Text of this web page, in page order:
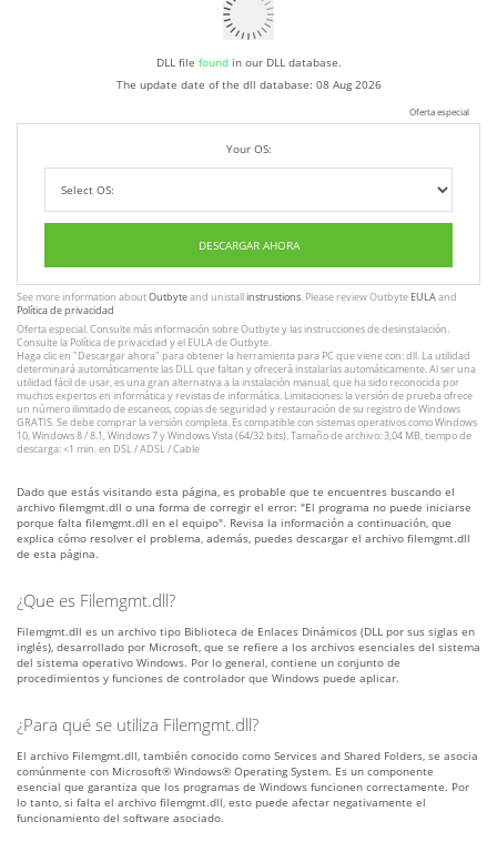
DLL file foundin our DLL database.
The update date of the dll database: 08 Aug 2026
Oferta especial
Your OS:
DESCARGAR AHORA
See more information aboutOutbyteand unistallinstrustions. Please review Outbyte EULAand
Política de privacidad
Oferta especial. Consulte más información sobreOutbytey las instruccionesde desinstalación.
Consultela Política de privacidad y el EULAde Outbyte.
Haga clic en "Descargar ahora" para obtener la herramienta para PC que viene con: dll. La utilidad
determinará automáticamente las DLL que faltan y ofrecerá instalarlas automáticamente. Al ser una
utilidad fácil de usar, es una gran alternativa a la instalación manual, que ha sido reconocida por
muchos expertos en informática y revistas de informática. Limitaciones: la versión de prueba ofrece
un número ilimitado de escaneos, copias de seguridad y restauración de su registro de Windows
GRATIS. Se debe comprar la versión completa. Es compatible con sistemas operativos como Windows
10, Windows 8 / 8.1, Windows 7 y Windows Vista (64/32 bits). Tamaño de archivo: 3,04 MB, tiempo de
descarga: <1 min. en DSL / ADSL / Cable
Dado que estás visitando esta página, es probable que te encuentres buscando el
archivo filemgmt.dll o una forma de corregir el error: "El programa no puede iniciarse
porque falta filemgmt.dll en el equipo". Revisa la información a continuación, que
explica cómo resolver el problema, además, puedes descargar el archivo filemgmt.dll
de esta página.
¿Que es Filemgmt.dll?
Filemgmt.dll es un archivo tipo Biblioteca de Enlaces Dinámicos (DLL por sus siglas en
inglés), desarrollado por Microsoft, que se refiere a los archivos esenciales del sistema
del sistema operativo Windows. Por lo general, contiene un conjunto de
procedimientos y funciones de controlador que Windows puede aplicar.
¿Para qué se utiliza Filemgmt.dll?
El archivo Filemgmt.dll, también conocido como Services and Shared Folders, se asocia
comúnmente con Microsoft® Windows® Operating System. Es un componente
esencial que garantiza que los programas de Windows funcionen correctamente. Por
lo tanto, si falta el archivo filemgmt.dll, esto puede afectar negativamente el
funcionamiento del software asociado.